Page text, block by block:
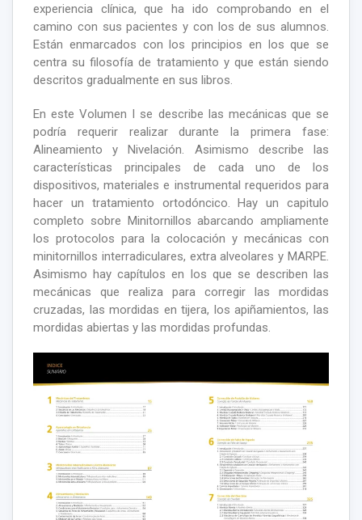
experiencia clínica, que ha ido comprobando en el
camino con sus pacientes y con los de sus alumnos.
Están enmarcados con los principios en los que se
centra su filosofía de tratamiento y que están siendo
descritos gradualmente en sus libros.
En este Volumen I se describe las mecánicas que se
podría requerir realizar durante la primera fase:
Alineamiento y Nivelación. Asimismo describe las
características principales de cada uno de los
dispositivos, materiales e instrumental requeridos para
hacer un tratamiento ortodóncico. Hay un capitulo
completo sobre Minitornillos abarcando ampliamente
los protocolos para la colocación y mecánicas con
minitornillos interradiculares, extra alveolares y MARPE.
Asimismo hay capítulos en los que se describen las
mecánicas que realiza para corregir las mordidas
cruzadas, las mordidas en tijera, los apiñamientos, las
mordidas abiertas y las mordidas profundas.